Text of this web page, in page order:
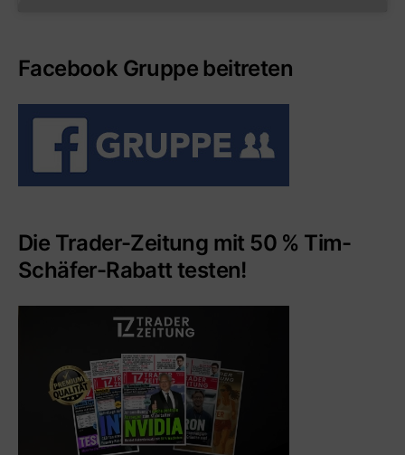
Facebook Gruppe beitreten
Die Trader-Zeitung mit 50 % Tim-
Schäfer-Rabatt testen!